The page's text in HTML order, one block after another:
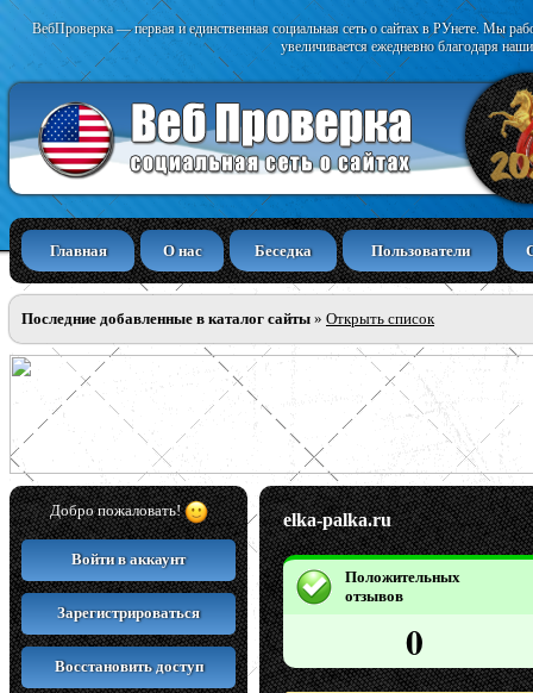
ВебПроверка — первая и единственная социальная сеть о сайтах в РУнете. Мы
увеличивается ежедневно благодаря
Главная О нас Беседка Пользователи
Последние добавленные в каталог сайты » Открыть список
Добро пожаловать!
Войти в аккаунт
Зарегистрироваться
Восстановить доступ
elka-palka.ru
Положительных
отзывов
0